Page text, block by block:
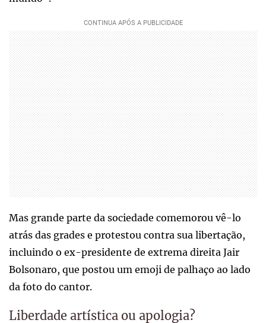
Mas grande parte da sociedade comemorou vê-lo
atrás das grades e protestou contra sua libertação,
incluindo o ex-presidente de extrema direita Jair
Bolsonaro, que postou um emoji de palhaço ao lado
da foto do cantor.
Liberdade artística ou apologia?